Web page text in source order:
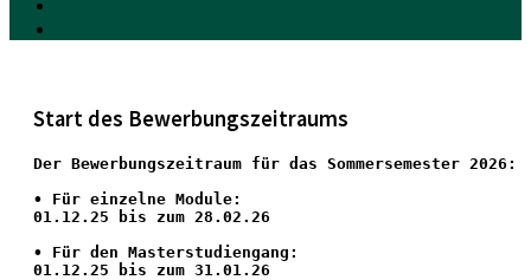
Start des Bewerbungszeitraums
Der Bewerbungszeitraum für das Sommersemester 2026:
• Für einzelne Module:
01.12.25 bis zum 28.02.26
• Für den Masterstudiengang:
01.12.25 bis zum 31.01.26